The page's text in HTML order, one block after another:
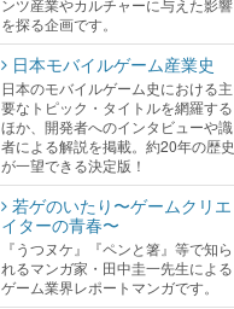
ンツ産業やカルチャーに与えた影響
を探る企画です。
日本モバイルゲーム産業史
日本のモバイルゲーム史における主
要なトピック・タイトルを網羅する
ほか、開発者へのインタビューや識
者による解説を掲載。約20年の歴史
が一望できる決定版！
若ゲのいたり〜ゲームクリエ
イターの青春〜
『うつヌケ』『ペンと箸』等で知ら
れるマンガ家・田中圭一先生による
ゲーム業界レポートマンガです。